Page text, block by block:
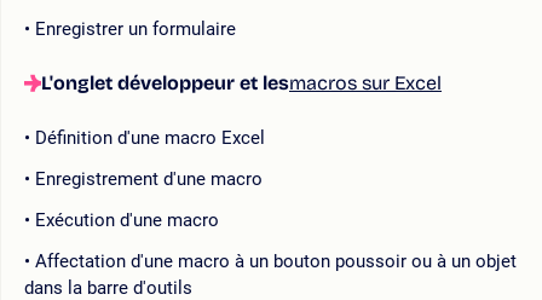
Enregistrer un formulaire
L'onglet développeur et lesmacros sur Excel
Définition d'une macro Excel
Enregistrement d'une macro
Exécution d'une macro
Affectation d'une macro à un bouton poussoir ou à un objet
dans la barre d'outils